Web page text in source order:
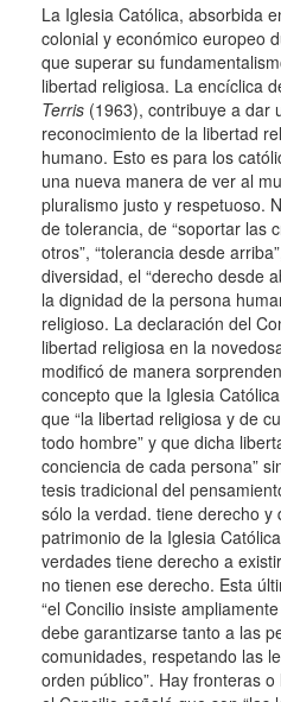
La Iglesia Católica, absorbida
colonial y económico europeo
que superar su
libertad religiosa. La encíclica
Terris (1963), contribuye a dar
reconocimiento de la libertad
humano. Esto es para los
una nueva manera de ver al
pluralismo justo y respetuoso.
de tolerancia, de “soportar las
otros”, “tolerancia desde
diversidad, el “derecho desde
la dignidad de la persona
religioso. La declaración del
libertad religiosa en la
modificó de manera
concepto que la Iglesia
que “la libertad religiosa y de
todo hombre” y que dicha
conciencia de cada persona”
tesis tradicional del
sólo la verdad. tiene derecho y
patrimonio de la Iglesia
verdades tiene derecho a
no tienen ese derecho. Esta
“el Concilio insiste
debe garantizarse tanto a las
comunidades, respetando las
orden público”. Hay fronteras